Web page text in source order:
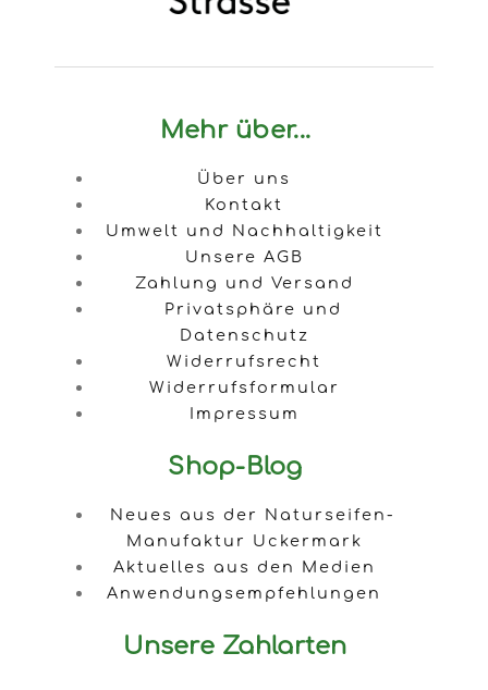
Mehr über...
Über uns
Kontakt
Umwelt und Nachhaltigkeit
Unsere AGB
Zahlung und Versand
Privatsphäre und
Datenschutz
Widerrufsrecht
Widerrufsformular
Impressum
Shop-Blog
Neues aus der Naturseifen-
Manufaktur Uckermark
Aktuelles aus den Medien
Anwendungsempfehlungen
Unsere Zahlarten